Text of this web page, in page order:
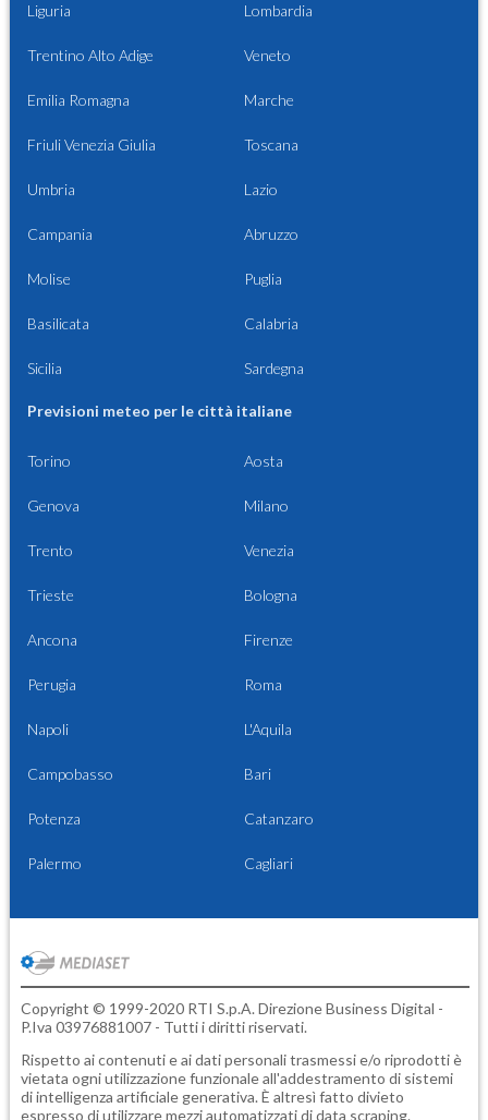
Liguria Lombardia
Trentino Alto Adige Veneto
Emilia Romagna Marche
Friuli Venezia Giulia Toscana
Umbria Lazio
Campania Abruzzo
Molise Puglia
Basilicata Calabria
Sicilia Sardegna
Previsioni meteo per le città italiane
Torino Aosta
Genova Milano
Trento Venezia
Trieste Bologna
Ancona Firenze
Perugia Roma
Napoli L'Aquila
Campobasso Bari
Potenza Catanzaro
Palermo Cagliari
Copyright © 1999-2020 RTI S.p.A. Direzione Business Digital -
P.Iva 03976881007 - Tutti i diritti riservati.
Rispetto ai contenuti e ai dati personali trasmessi e/o riprodotti è
vietata ogni utilizzazione funzionale all'addestramento di sistemi
di intelligenza artificiale generativa. È altresì fatto divieto
espresso di utilizzare mezzi automatizzati di data scraping.